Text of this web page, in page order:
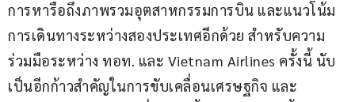
การหารือถึงภาพรวมอุตสาหกรรมการบิน และแนวโน้ม
การเดินทางระหว่างสองประเทศอีกด้วย สำหรับความ
ร่วมมือระหว่าง ทอท. และ Vietnam Airlines ครั้งนี้ นับ
เป็นอีกก้าวสำคัญในการขับเคลื่อนเศรษฐกิจ และ